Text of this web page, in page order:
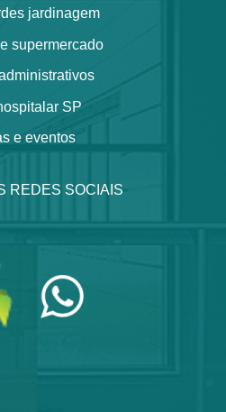
jardinagem
supermercado
SP
e eventos
REDES SOCIAIS